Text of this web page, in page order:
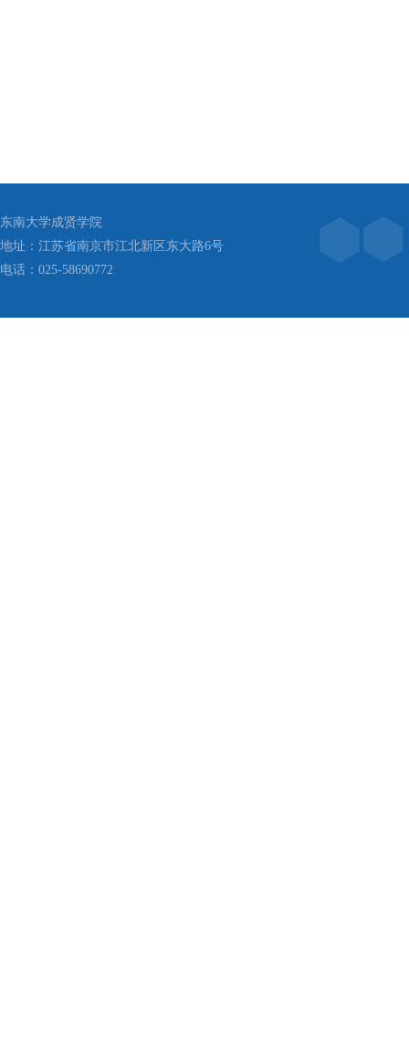
东南大学成贤学院
地址：江苏省南京市江北新区东大路6号
电话：025-58690772